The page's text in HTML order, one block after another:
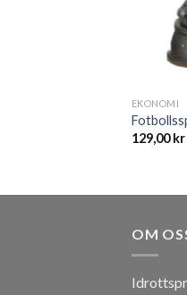
EKONOMI
129,00kr
OM